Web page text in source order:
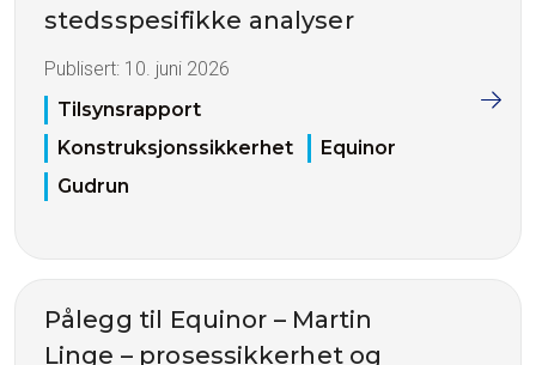
stedsspesifikke analyser
Publisert: 10. juni 2026
Tilsynsrapport
Konstruksjonssikkerhet
Equinor
Gudrun
Pålegg til Equinor – Martin
Linge – prosessikkerhet og